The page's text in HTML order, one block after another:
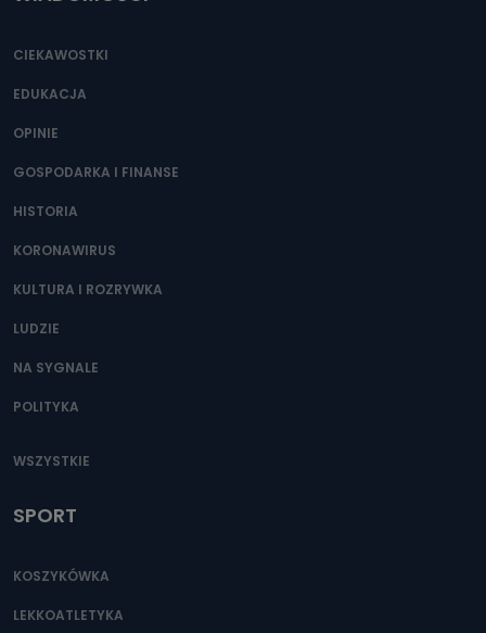
CIEKAWOSTKI
EDUKACJA
OPINIE
GOSPODARKA I FINANSE
HISTORIA
KORONAWIRUS
KULTURA I ROZRYWKA
LUDZIE
NA SYGNALE
POLITYKA
WSZYSTKIE
SPORT
KOSZYKÓWKA
LEKKOATLETYKA